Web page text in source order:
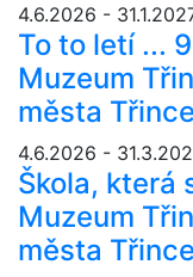
4.6.2026 -
To to letí ...
Muzeum
města Třince
4.6.2026 -
Škola, která
Muzeum
města Třince